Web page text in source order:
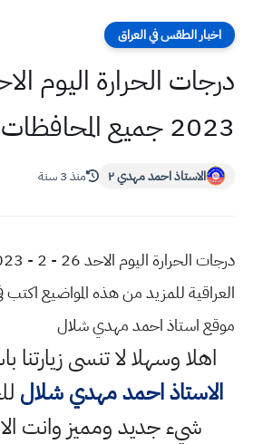
اخبار الطقس في العراق
2023 جميع المحافظات العراقية
الاستاذ احمد مهدي ٢ منذ 3 سنة
العراقية للمزيد من هذه المواضيع
موقع استاذ احمد مهدي شلال
اهلا وسهلالا تنسى زيارتنا
الاستاذ احمد مهدي شلال
شيء جديد ومميز وانت